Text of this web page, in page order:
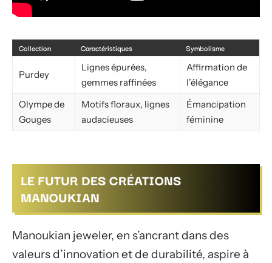
Collection Caractéristiques Symbolisme
Purdey
Lignes épurées,
gemmes raffinées
Affirmation de
l’élégance
Olympe de
Gouges
Motifs floraux, lignes
audacieuses
Émancipation
féminine
LE FUTUR DES CRÉATIONS
MANOUKIAN
Manoukian jeweler, en s’ancrant dans des
valeurs d’innovation et de durabilité, aspire à